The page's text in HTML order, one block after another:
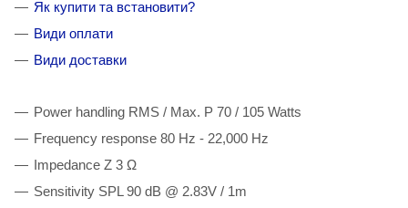
Як купити та встановити?
Види оплати
Види доставки
Power handling RMS / Max. P 70 / 105 Watts
Frequency response 80 Hz - 22,000 Hz
Impedance Z 3 Ω
Sensitivity SPL 90 dB @ 2.83V / 1m